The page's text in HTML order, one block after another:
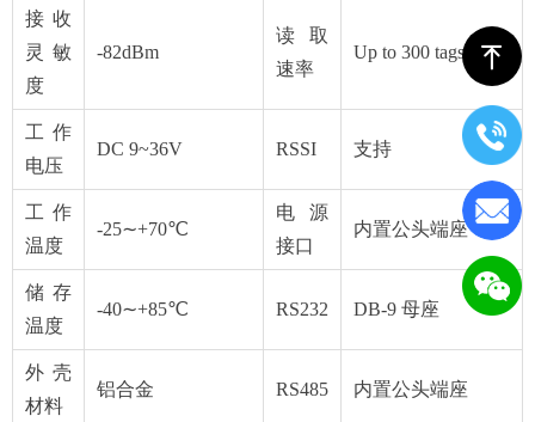
接收
灵敏
度
-82dBm
读取
速率
Up to 300 tags/s
工作
电压
DC 9~36V RSSI 支持
工作
温度
-25∼+70℃
电源
接口
内置公头端座
储存
温度
-40∼+85℃ RS232 DB-9 母座
外壳
材料
铝合金 RS485 内置公头端座
ꁸ